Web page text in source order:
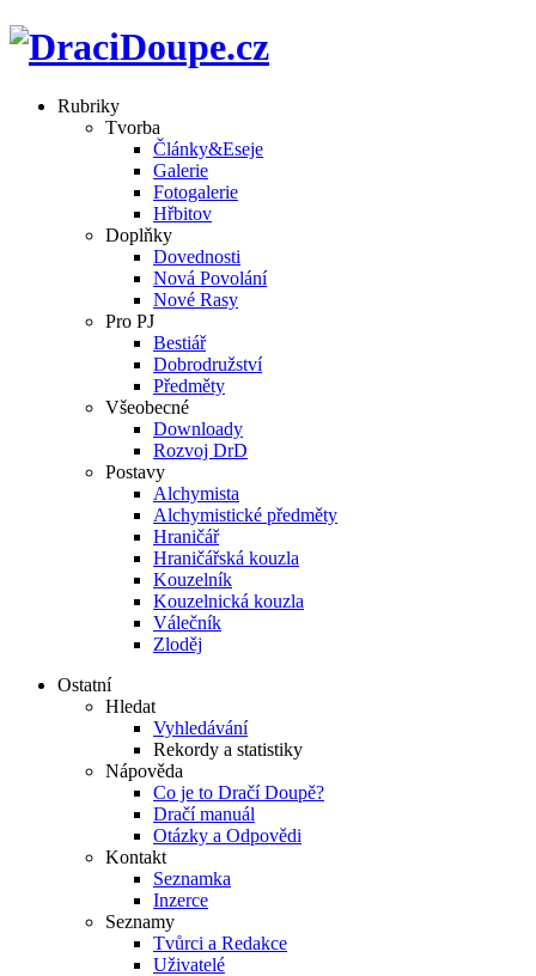
Rubriky
Tvorba
Články&Eseje
Galerie
Fotogalerie
Hřbitov
Doplňky
Dovednosti
Nová Povolání
Nové Rasy
Pro PJ
Bestiář
Dobrodružství
Předměty
Všeobecné
Downloady
Rozvoj DrD
Postavy
Alchymista
Alchymistické předměty
Hraničář
Hraničářská kouzla
Kouzelník
Kouzelnická kouzla
Válečník
Zloděj
Ostatní
Hledat
Vyhledávání
Rekordy a statistiky
Nápověda
Co je to Dračí Doupě?
Dračí manuál
Otázky a Odpovědi
Kontakt
Seznamka
Inzerce
Seznamy
Tvůrci a Redakce
Uživatelé